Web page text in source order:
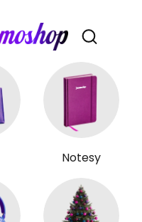
Otwórz
Notesy